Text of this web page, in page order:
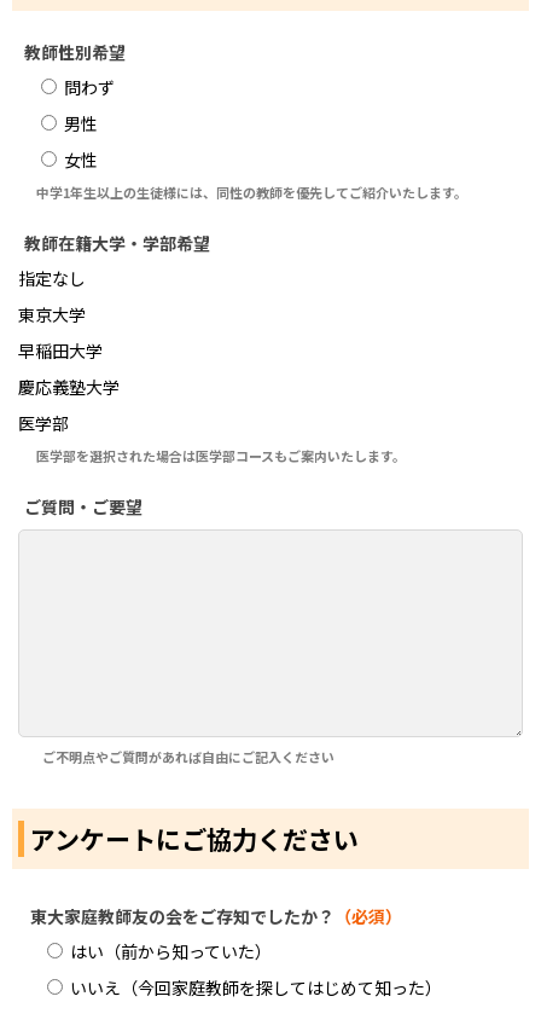
教師性別希望
問わず
男性
女性
中学1年生以上の生徒様には、同性の教師を優先してご紹介いたします。
教師在籍大学・学部希望
指定なし
東京大学
早稲田大学
慶応義塾大学
医学部
医学部を選択された場合は医学部コースもご案内いたします。
ご質問・ご要望
ご不明点やご質問があれば自由にご記入ください
アンケートにご協力ください
東大家庭教師友の会をご存知でしたか？ （必須）
はい（前から知っていた）
いいえ（今回家庭教師を探してはじめて知った）